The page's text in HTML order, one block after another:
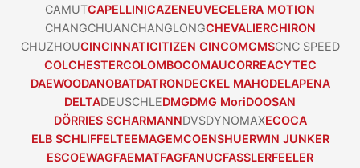
CAMUTCAPELLINICAZENEUVECELERA MOTION
CHANGCHUANCHANGLONGCHEVALIERCHIRON
CHUZHOUCINCINNATICITIZEN CINCOMCMSCNC SPEED
COLCHESTERCOLOMBOCOMAUCORREACYTEC
DAEWOODANOBATDATRONDECKEL MAHODELAPENA
DELTADEUSCHLEDMGDMG MoriDOOSAN
DÖRRIES SCHARMANNDVSDYNOMAXECOCA
ELB SCHLIFFELTEEMAGEMCOENSHUERWIN JUNKER
ESCOEWAGFAEMATFAGFANUCFASSLERFEELER